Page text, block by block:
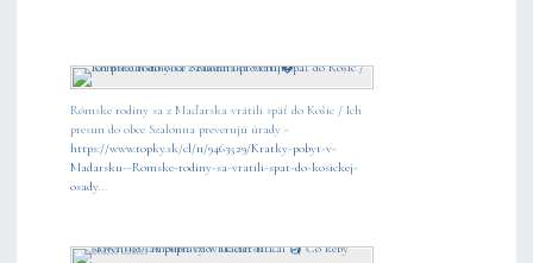
Rómske rodiny sa z Maďarska vrátili späť do Košíc / Ich
presun do obce Szalonna preverujú úrady -
https://www.topky.sk/cl/11/9463529/Kratky-pobyt-v-
Madarsku--Romske-rodiny-sa-vratili-spat-do-kosickej-
osady...